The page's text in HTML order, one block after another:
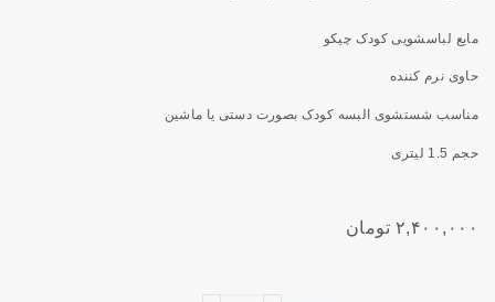
مایع لباسشویی کودک چیکو
حاوی نرم کننده
مناسب شستشوی البسه کودک بصورت دستی یا ماشین
حجم 1.5 لیتری
۲,۴۰۰,۰۰۰ تومان